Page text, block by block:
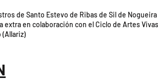
de Santo Estevo de Ribas de Sil de
extra en colaboración con el Ciclo de Artes
(Allariz)